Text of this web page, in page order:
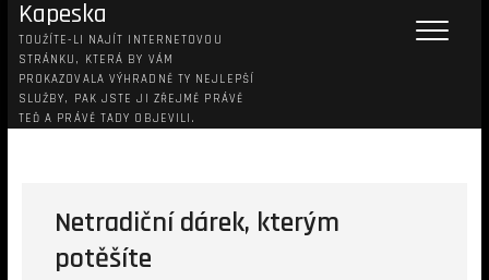
Kapeska
TOUŽÍTE-LI NAJÍT INTERNETOVOU
STRÁNKU, KTERÁ BY VÁM
PROKAZOVALA VÝHRADNĚ TY NEJLEPŠÍ
SLUŽBY, PAK JSTE JI ZŘEJMĚ PRÁVĚ
TEĎ A PRÁVĚ TADY OBJEVILI.
Netradiční dárek, kterým
potěšíte